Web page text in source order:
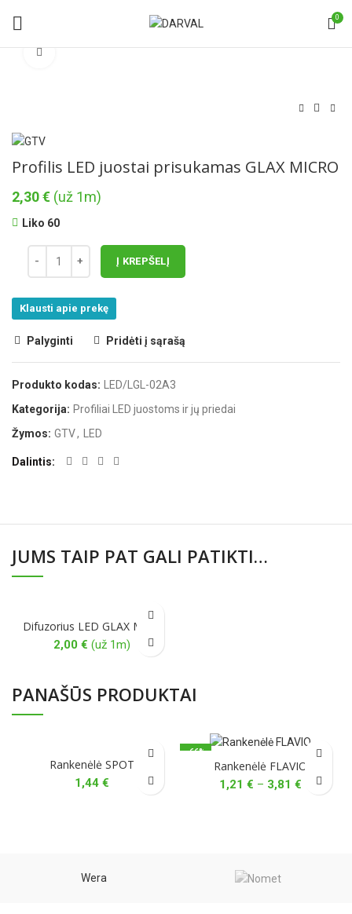
0
Profilis LED juostai prisukamas GLAX MICRO
2,30€ (už 1m)
Liko 60
Į KREPŠELĮ
Klausti apie prekę
Palyginti Pridėti į sąrašą
Produkto kodas: LED/LGL-02A3
Kategorija: Profiliai LED juostoms ir jų priedai
Žymos: GTV, LED
Dalintis
JUMS TAIP PAT GALI PATIKTI…
Difuzorius LED GLAX Micro
2,00 € (už 1m)
PANAŠŪS PRODUKTAI
Rankenėlė SPOT
1,44 €
-66%
Rankenėlė FLAVIO
1,21 € – 3,81 €Price
Wera